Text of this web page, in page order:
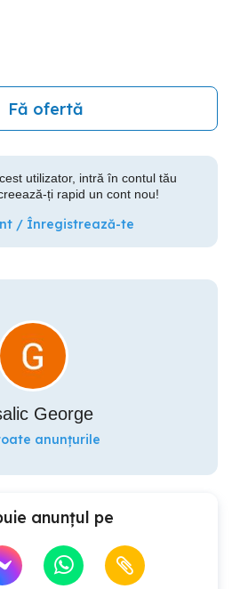
Fă ofertă
utilizator, intră în contul tău
ți rapid un cont nou!
/ Înregistrează-te
George
anunțurile
anunțul pe